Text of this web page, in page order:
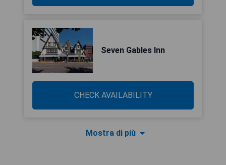
Seven Gables Inn
CHECK AVAILABILITY
Mostra di più